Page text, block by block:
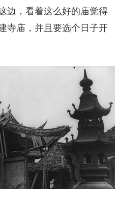
边，看着这么好的庙觉得
寺庙，并且要选个日子开